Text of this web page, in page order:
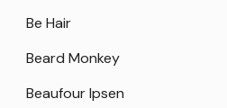
Be Hair
Beard Monkey
Beaufour Ipsen